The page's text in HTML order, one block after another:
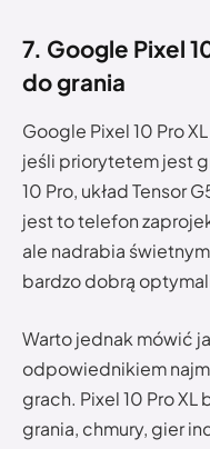
7. Google Pixel
do grania
Google Pixel 10 Pro
jeśli priorytetem jest
10 Pro, układ Tensor
jest to telefon
ale nadrabia
bardzo dobrą
Warto jednak mówić
odpowiednikiem
grach. Pixel 10 Pro
grania, chmury, gier